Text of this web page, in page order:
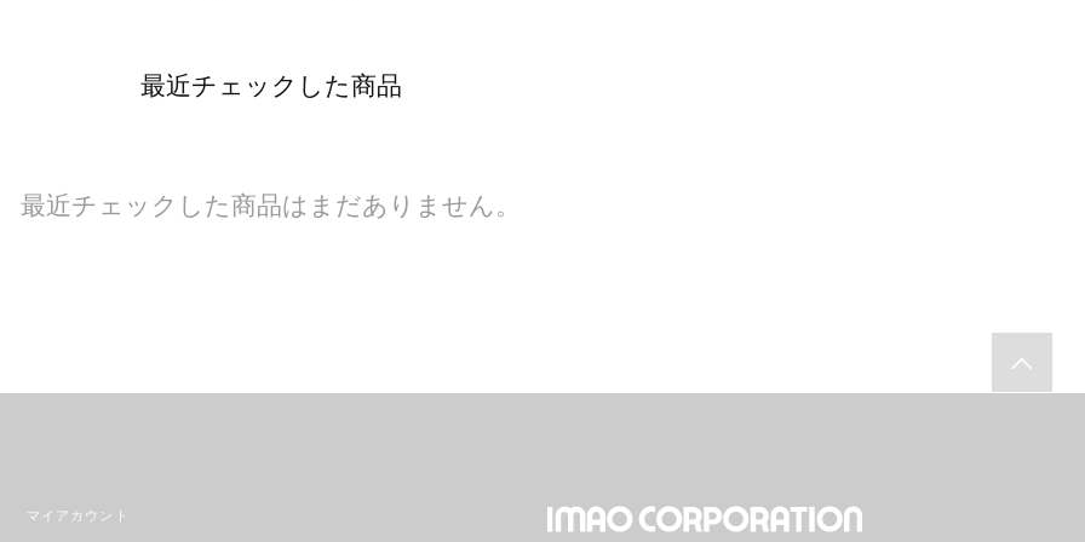
最近チェックした商品
最近チェックした商品はまだありません。
マイアカウント